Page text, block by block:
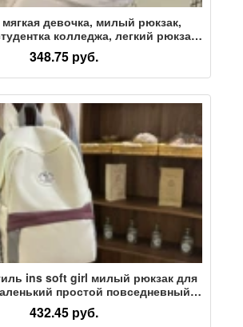
девочка, милый рюкзак,
колледжа, легкий рюкзак
детская дорожная маленькая
школьная сумка
348.75 руб.
ins soft girl милый рюкзак для
простой повседневный
колледжа, легкий свежий
рюкзак
432.45 руб.